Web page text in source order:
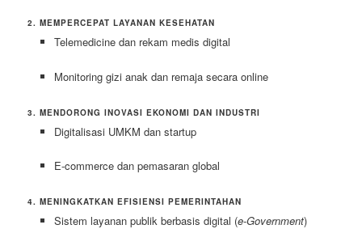
2. MEMPERCEPAT LAYANAN KESEHATAN
Telemedicine dan rekam medis digital
Monitoring gizi anak dan remaja secara online
3. MENDORONG INOVASI EKONOMI DAN INDUSTRI
Digitalisasi UMKM dan startup
E-commerce dan pemasaran global
4. MENINGKATKAN EFISIENSI PEMERINTAHAN
Sistem layanan publik berbasis digital (e-Government)